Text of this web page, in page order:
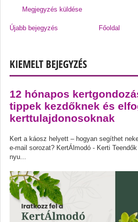
Megjegyzés küldése
Újabb bejegyzés Főoldal
KIEMELT BEJEGYZÉS
12 hónapos
tippek kezdőknek és
kerttulajdonosoknak
Kert a káosz helyett – hogyan segíthet
e-mail sorozat? KertÁlmodó - Kerti
nyu...